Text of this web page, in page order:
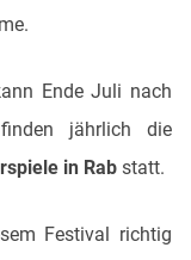
Ende Juli nach
jährlich die
in Rab statt.
Festival richtig